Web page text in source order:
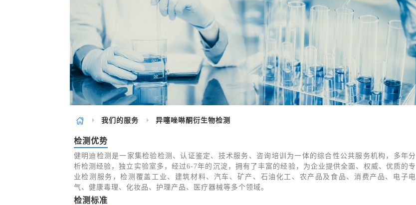
我们的服务 异噻唑啉酮衍生物检测
检测优势
健明迪检测是一家集检验检测、认证鉴定、技术服务、咨询培训为一体的综合性公共服务机构，多年分
析检测经验，独立实验室多，经过6-7年的沉淀，拥有了丰富的经验，为企业提供全面、权威、优质的专
业检测服务，检测覆盖工业、建筑材料、汽车、矿产、石油化工、农产品及食品、消费产品、电子电
气、健康毒理、化妆品、护理产品、医疗器械等多个领域。
检测标准